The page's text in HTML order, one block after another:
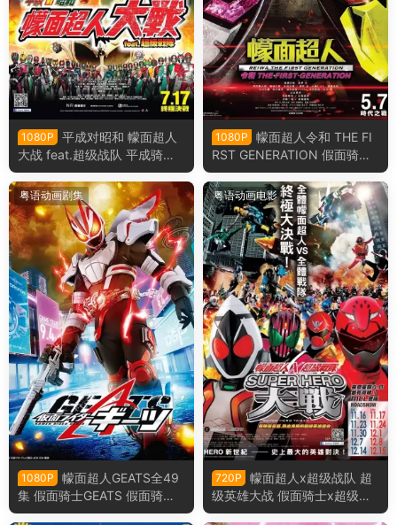
1080P
平成对昭和 幪面超人
大战 feat.超级战队 平成骑士
对昭和骑士 假面骑士大战 fea
t.超级战队粤语版
1080P
幪面超人令和 THE FI
RST GENERATION 假面骑士
令和初代粤语版
粤语动画剧集
1080P
幪面超人GEATS全49
集 假面骑士GEATS 假面骑士
极狐粤语版
粤语动画电影
720P
幪面超人x超级战队 超
级英雄大战 假面骑士x超级战
队 超级英雄大战粤语版